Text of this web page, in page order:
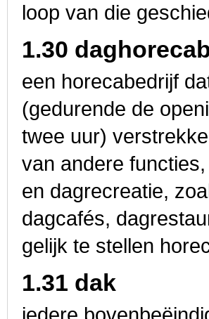
loop van die
1.30
een horecabedrijf
(gedurende de
twee uur)
van andere
en dagrecreatie,
dagcafés,
gelijk te stellen
1.31 dak